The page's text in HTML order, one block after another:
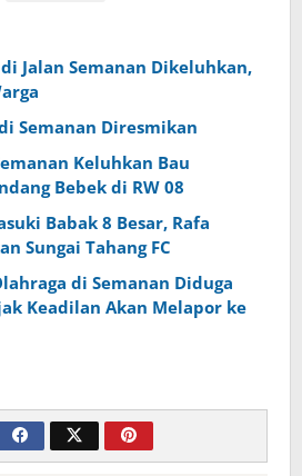
Jalan Semanan Dikeluhkan,
Semanan Diresmikan
Keluhkan Bau
Bebek di RW 08
Babak 8 Besar, Rafa
Sungai Tahang FC
di Semanan Diduga
Keadilan Akan Melapor ke